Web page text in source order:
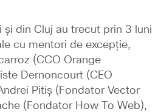
și din Cluj au trecut prin 3 luni
cu mentori de excepție,
(CCO Orange
Dernoncourt (CEO
Pitiș (Fondator Vector
(Fondator How To Web),